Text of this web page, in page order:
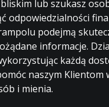
lub szukasz
odpowiedzialności
podejmą
informacje.
każdą
naszym Klientom
i mienia.